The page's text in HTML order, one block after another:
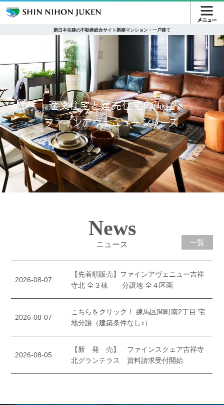
新日本住建の不動産総合サイト新築マンション・一戸建て
News
ニュース 一覧